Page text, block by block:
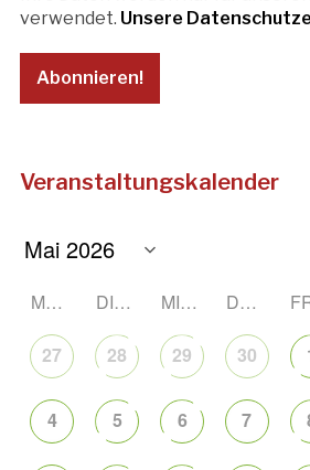
verwendet. Unsere
Veranstaltungskalender
MONTAG DIENSTAG MITTWOCH DONNERSTAG
27 28 29 30
4 5 6 7